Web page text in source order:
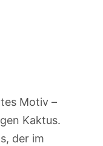
Motiv –
Kaktus.
der im